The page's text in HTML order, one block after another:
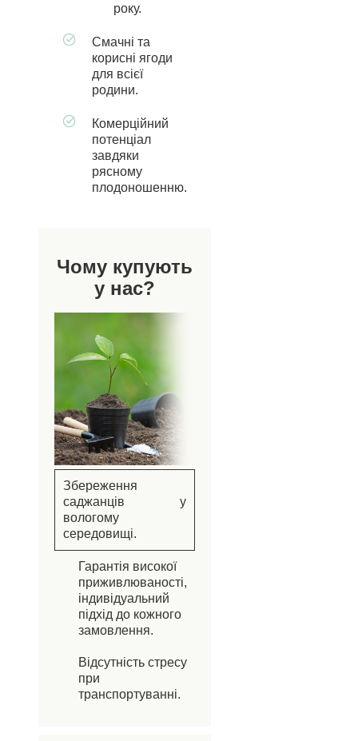
року.
Смачні та
корисні ягоди
для всієї
родини.
Комерційний
потенціал
завдяки
рясному
плодоношенню.
Чому купують
у нас?
Збереження
саджанців у
вологому
середовищі.
Гарантія високої
приживлюваності,
індивідуальний
підхід до кожного
замовлення.
Відсутність стресу
при
транспортуванні.